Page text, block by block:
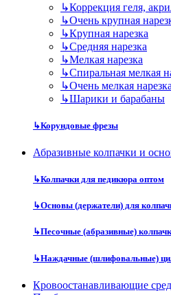
↳Коррекция геля,
↳Очень крупная
↳Крупная нарезка
↳Средняя нарезка
↳Мелкая нарезка
↳Спиральная мелкая
↳Очень мелкая нарезка
↳Шарики и барабаны
↳Корундовые фрезы
Абразивные колпачки и
↳Колпачки для педикюра оптом
↳Основы (держатели) для
↳Песочные (абразивные)
↳Наждачные (шлифовальные)
Кровоостанавливающие